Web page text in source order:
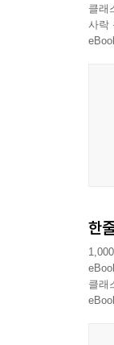
클래
사락
한
클래